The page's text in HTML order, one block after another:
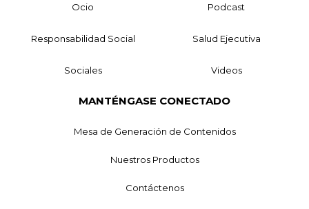
Ocio Podcast
Responsabilidad Social Salud Ejecutiva
Sociales Videos
MANTÉNGASE CONECTADO
Mesa de Generación de Contenidos
Nuestros Productos
Contáctenos